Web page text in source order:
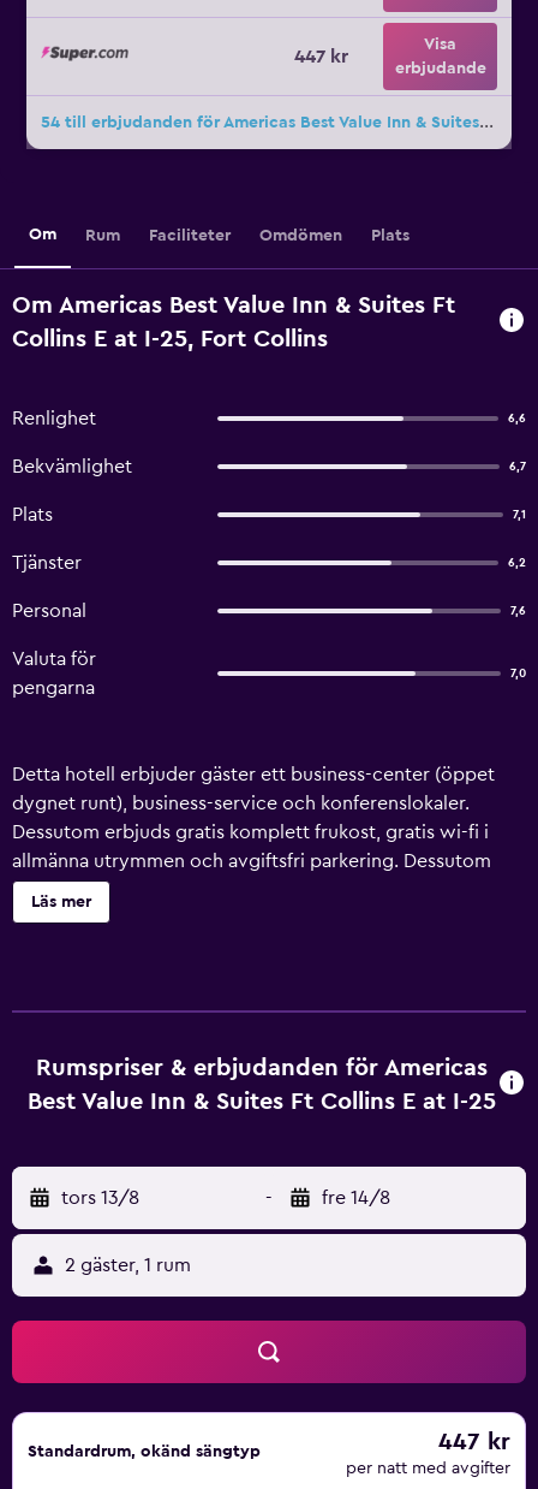
447 kr
Visa
erbjudande
54 till erbjudanden för Americas Best Value Inn & Suites Ft Collins E at I-25
Om Rum Faciliteter Omdömen Plats
Om Americas Best Value Inn & Suites Ft
Collins E at I-25, Fort Collins
Renlighet 6,6
Bekvämlighet 6,7
Plats 7,1
Tjänster 6,2
Personal 7,6
Valuta för
pengarna
7,0
Detta hotell erbjuder gäster ett business-center (öppet
dygnet runt), business-service och konferenslokaler.
Dessutom erbjuds gratis komplett frukost, gratis wi-fi i
allmänna utrymmen och avgiftsfri parkering. Dessutom
erbjuds conciergetjänster, kemtvätt och tvättmöjligheter.
Städning är tillgänglig på begäran. Americas Best Value Inn
tillgång till gratis wi-fi. Boendet tillhandahåller skrivbord
och telefon; gratis lokalsamtal ingår (restriktioner kan
lakan kan fås på begäran. Städning sker dagligen.
Läs mer
Rumspriser & erbjudanden för Americas
Best Value Inn & Suites Ft Collins E at I-25
tors 13/8 - fre 14/8
2 gäster, 1 rum
Standardrum, okänd sängtyp 447 kr
per natt med avgifter